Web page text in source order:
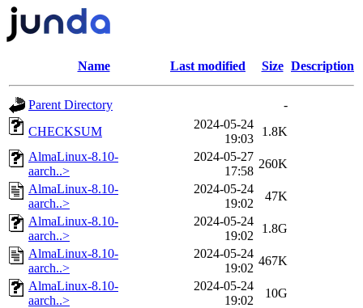
Name Last modified Size Description
Parent Directory
-
CHECKSUM
2024-05-24
19:03
1.8K
AlmaLinux-8.10-
aarch..>
2024-05-27
17:58
260K
AlmaLinux-8.10-
aarch..>
2024-05-24
19:02
47K
AlmaLinux-8.10-
aarch..>
2024-05-24
19:02
1.8G
AlmaLinux-8.10-
aarch..>
2024-05-24
19:02
467K
AlmaLinux-8.10-
aarch..>
2024-05-24
19:02
10G